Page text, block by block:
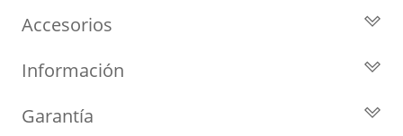
Turbos por Marca
Cartuchos
Accesorios
Geometrías
Información
Privacidad y Aviso Legal
Garantía